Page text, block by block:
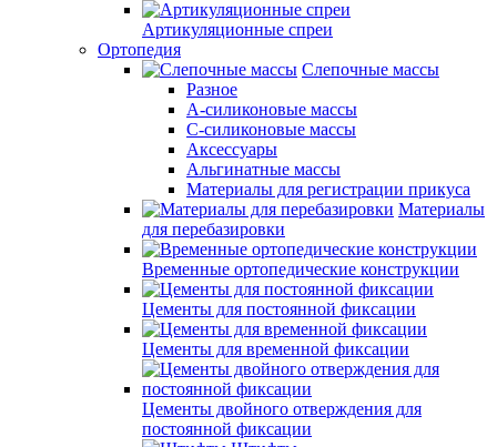
Артикуляционные спреи
Ортопедия
Слепочные массы
Разное
А-силиконовые массы
С-силиконовые массы
Аксессуары
Альгинатные массы
Материалы для регистрации прикуса
Материалы
для перебазировки
Временные ортопедические конструкции
Цементы для постоянной фиксации
Цементы для временной фиксации
Цементы двойного отверждения для
постоянной фиксации